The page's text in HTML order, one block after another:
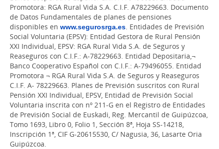
Promotora: RGA Rural Vida S.A. C.I.F. A78229663. Documento
de Datos Fundamentales de planes de pensiones
disponibles en www.segurosrga.es . Entidades de Previsión
Social Voluntaria (EPSV): Entidad Gestora de Rural Pensión
XXI Individual, EPSV: RGA Rural Vida S.A. de Seguros y
Reaseguros con C.I.F.: A-78229663. Entidad Depositaria,¬
Banco Cooperativo Español con C.I.F.: A-79496055. Entidad
Promotora ¬ RGA Rural Vida S.A. de Seguros y Reaseguros
C.I.F. A- 78229663. Planes de Previsión suscritos con Rural
Pensión XXI Individual, EPSV, Entidad de Previsión Social
Voluntaria inscrita con nº 211-G en el Registro de Entidades
de Previsión Social de Euskadi, Reg. Mercantil de Guipúzcoa,
Tomo 1693, Libro 0, Folio 1, Sección 8ª, Hoja SS-14218,
Inscripción 1ª, CIF G-20615530, C/ Nagusia, 36, Lasarte Oria
Guipúzcoa.